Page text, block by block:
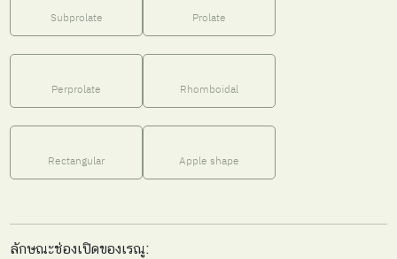
Subprolate Prolate
Perprolate Rhomboidal
Rectangular Apple shape
ลักษณะช่องเปิดของเรณู: